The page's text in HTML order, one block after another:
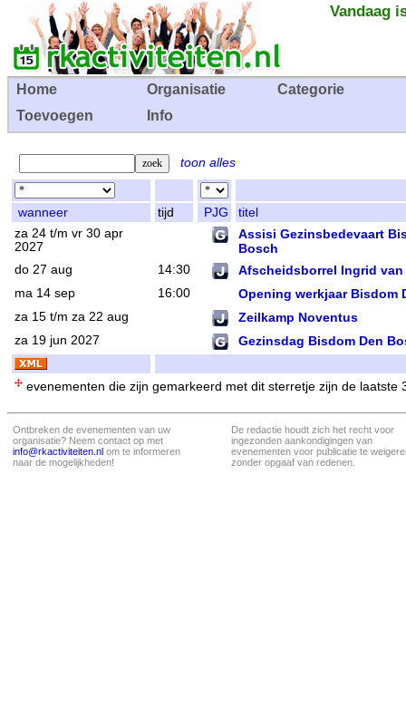
Vandaag
Home Organisatie
Categorie
Toevoegen
Info
toon alles
wanneer tijd PJG
titel
za 24 t/m vr 30 apr
2027
Assisi Gezinsbedevaart
Bosch
do 27 aug 14:30 Afscheidsborrel Ingrid van
ma 14 sep 16:00 Opening werkjaar Bisdom
za 15 t/m za 22 aug Zeilkamp Noventus
za 19 jun 2027 Gezinsdag Bisdom Den
evenementen die zijn gemarkeerd met dit sterretje zijn de laatste
Ontbreken de evenementen van uw
organisatie? Neem contact op met
info@rkactiviteiten.nl om te informeren
naar de mogelijkheden!
De redactie houdt zich het recht voor
ingezonden aankondigingen van
evenementen voor publicatie te
zonder opgaaf van redenen.